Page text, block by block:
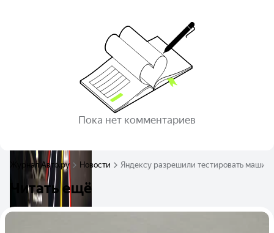
Пока нет комментариев
Журнал Авто.ру Новости Яндексу разрешили тестировать
Читать ещё